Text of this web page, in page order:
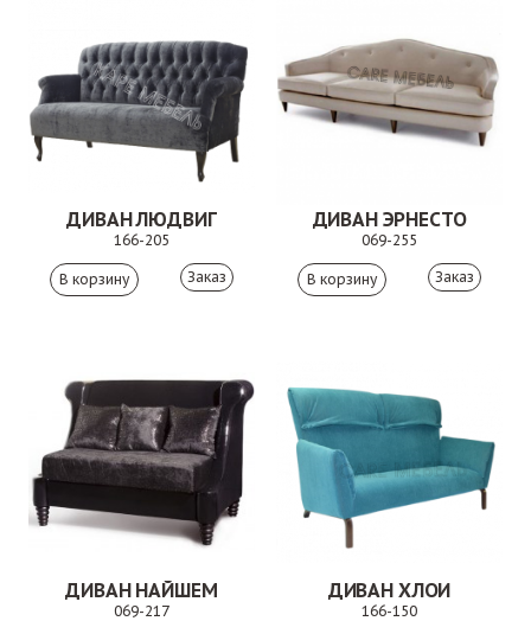
ДИВАН ЛЮДВИГ
166-205
Заказ
ДИВАН ЭРНЕСТО
069-255
Заказ
ДИВАН НАЙШЕМ
069-217
ДИВАН ХЛОИ
166-150